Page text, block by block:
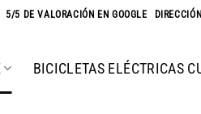
5/5 DE VALORACIÓN EN GOOGLE DIRECCIÓN
BICICLETAS ELÉCTRICAS